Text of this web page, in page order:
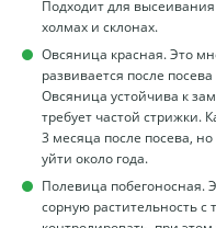
Подходит для
холмах и склонах.
Овсяница красная. Это
развивается после
Овсяница устойчива к
требует частой стрижки.
3 месяца после посева,
уйти около года.
Полевица побегоносная.
сорную растительность